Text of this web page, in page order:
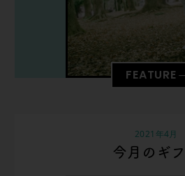
FEATURE
2021年4月
今月のギ